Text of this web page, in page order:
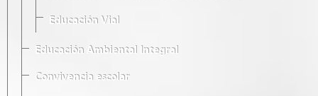
Educación Vial
Educación Ambiental Integral
Convivencia escolar